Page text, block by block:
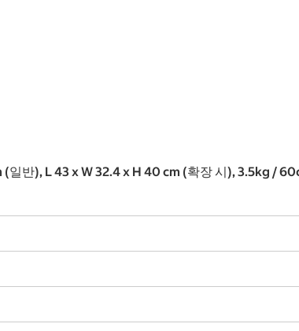
일반), L 43 x W 32.4 x H 40 cm (확장 시), 3.5kg /